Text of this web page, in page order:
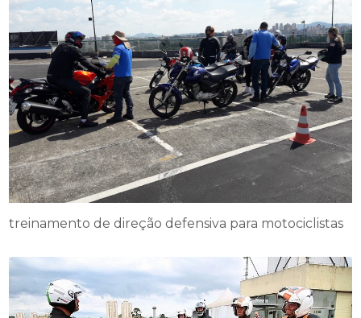
treinamento de direção defensiva para motociclistas